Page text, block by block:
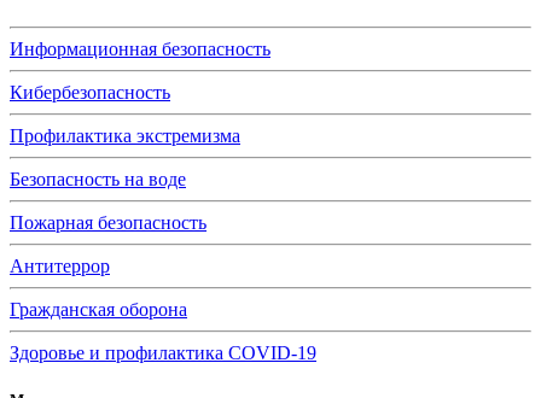
Информационная безопасность
Кибербезопасность
Профилактика экстремизма
Безопасность на воде
Пожарная безопасность
Антитеррор
Гражданская оборона
Здоровье и профилактика COVID-19